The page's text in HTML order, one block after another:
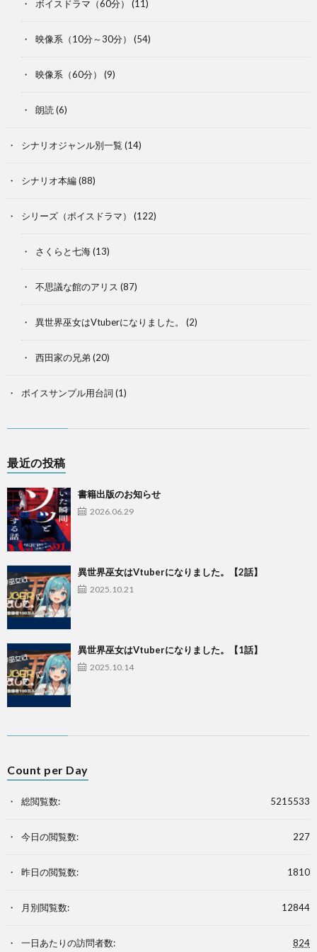
ボイスドラマ（60分） (11)
映像系（10分～30分） (54)
映像系（60分） (9)
朗読 (6)
シナリオジャンル別一覧 (14)
シナリオ本編(88)
シリーズ（ボイスドラマ） (122)
さくらと七海(13)
不思議な館のアリス (87)
異世界巫女はVtuberになりました。 (2)
西田家の兄弟(20)
ボイスサンプル用台詞 (1)
最近の投稿
書籍出版のお知らせ
2026.06.29
異世界巫女はVtuberになりました。【2話】
2025.10.21
異世界巫女はVtuberになりました。【1話】
2025.10.14
Count per Day
5215533
総閲覧数:
227
今日の閲覧数:
1810
昨日の閲覧数:
12844
月別閲覧数:
824
一日あたりの訪問者数: